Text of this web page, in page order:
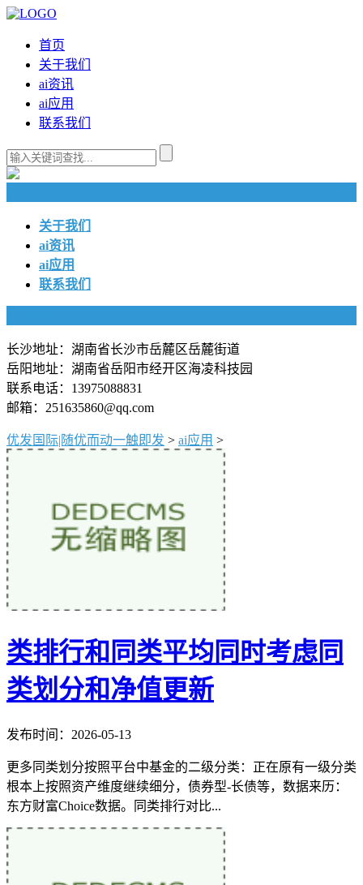
首页
关于我们
ai资讯
ai应用
联系我们
关于我们
ai资讯
ai应用
联系我们
长沙地址：湖南省长沙市岳麓区岳麓街道
岳阳地址：湖南省岳阳市经开区海凌科技园
联系电话：13975088831
邮箱：251635860@qq.com
优发国际|随优而动一触即发 > ai应用 >
类排行和同类平均同时考虑同
类划分和净值更新
发布时间：2026-05-13
更多同类划分按照平台中基金的二级分类：正在原有一级分类
根本上按照资产维度继续细分，债券型-长债等，数据来历：
东方财富Choice数据。同类排行对比...